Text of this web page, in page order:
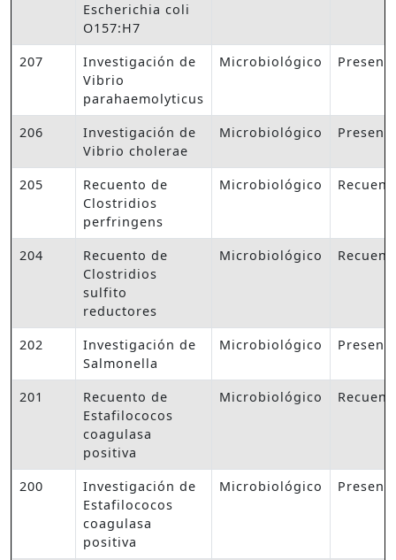
Escherichia coli
O157:H7
207
Investigación de
Vibrio
parahaemolyticus
Microbiológico
206
Investigación de
Vibrio cholerae
Microbiológico
205
Recuento de
Clostridios
perfringens
Microbiológico
204
Recuento de
Clostridios
sulfito
reductores
Microbiológico
202
Investigación de
Salmonella
Microbiológico
201
Recuento de
Estafilococos
coagulasa
positiva
Microbiológico
200
Investigación de
Estafilococos
coagulasa
positiva
Microbiológico